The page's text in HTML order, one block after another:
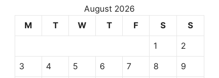
August 2026
M
T W T F S S
1 2
3 4 5 6 7 8 9